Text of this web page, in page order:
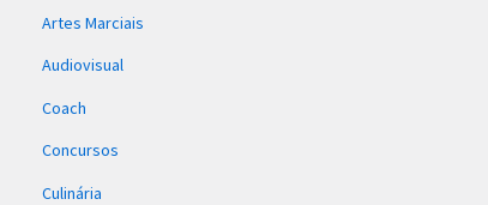
Artes Marciais
Audiovisual
Coach
Concursos
Culinária